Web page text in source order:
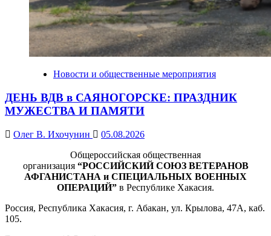
Новости и общественные мероприятия
ДЕНЬ ВДВ в САЯНОГОРСКЕ: ПРАЗДНИК
МУЖЕСТВА И ПАМЯТИ
Олег В. Ихочунин
05.08.2026
Общероссийская общественная
организация “РОССИЙСКИЙ СОЮЗ ВЕТЕРАНОВ
АФГАНИСТАНА и СПЕЦИАЛЬНЫХ ВОЕННЫХ
ОПЕРАЦИЙ” в Республике Хакасия.
Россия, Республика Хакасия, г. Абакан, ул. Крылова, 47А, каб.
105.